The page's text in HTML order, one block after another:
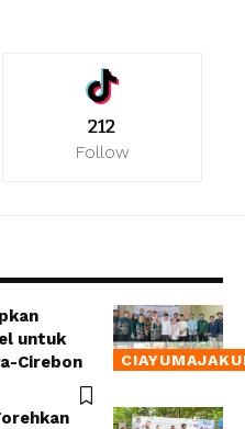
212
Follow
untuk
Cirebon